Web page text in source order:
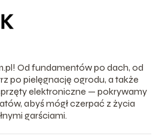
Od fundamentów po dach, od
po pielęgnację ogrodu, a także
elektroniczne — pokrywamy
abyś mógł czerpać z życia
garściami.